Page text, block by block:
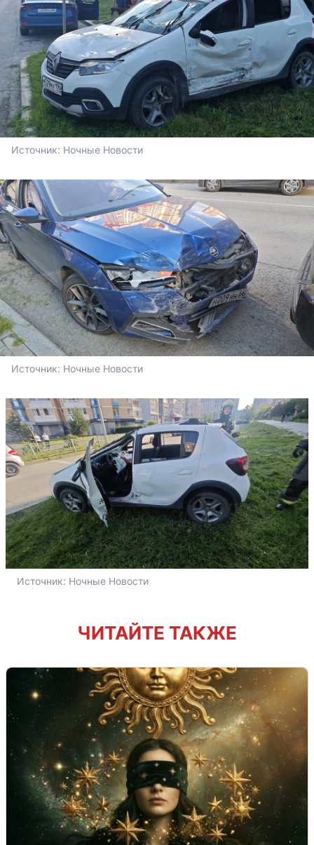
Источник: Ночные Новости
Источник: Ночные Новости
Источник: Ночные Новости
ЧИТАЙТЕ ТАКЖЕ